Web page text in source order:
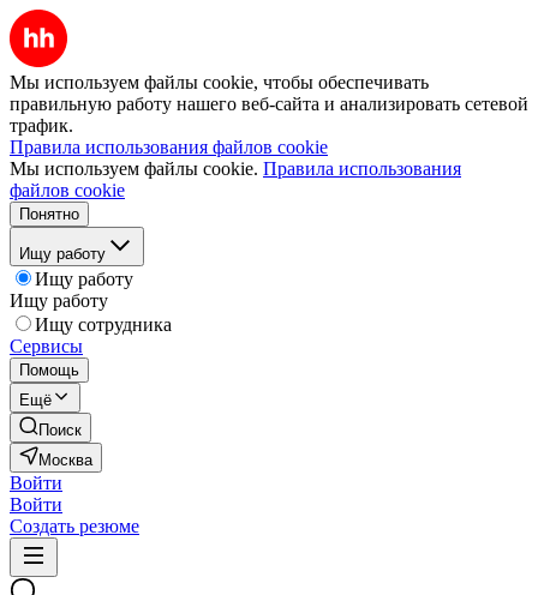
Мы используем файлы cookie, чтобы обеспечивать
правильную работу нашего веб-сайта и анализировать сетевой
трафик.
Правила использования файлов cookie
Мы используем файлы cookie. Правила использования
файлов cookie
Понятно
Ищу работу
Ищу работу
Ищу работу
Ищу сотрудника
Сервисы
Помощь
Ещё
Поиск
Москва
Войти
Войти
Создать резюме